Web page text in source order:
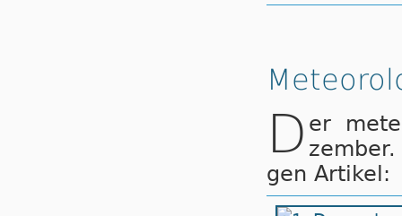
D er
gen Ar­ti­kel: